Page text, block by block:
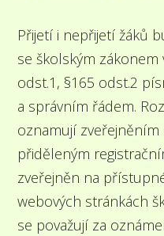
Přijetí i nepřijetí žáků
se školským
odst.1, §165 odst.2
a správním řádem.
oznamují
přiděleným
zveřejněn na
webových stránkách
se považují za